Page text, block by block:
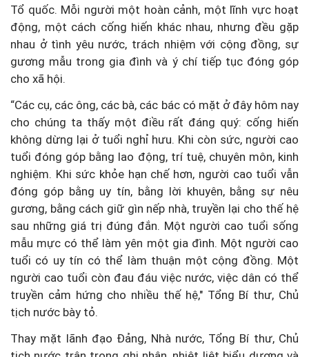
Tổ quốc. Mỗi người một hoàn cảnh, một lĩnh vực hoạt
động, một cách cống hiến khác nhau, nhưng đều gặp
nhau ở tình yêu nước, trách nhiệm với cộng đồng, sự
gương mẫu trong gia đình và ý chí tiếp tục đóng góp
cho xã hội.
“Các cụ, các ông, các bà, các bác có mặt ở đây hôm nay
cho chúng ta thấy một điều rất đáng quý: cống hiến
không dừng lại ở tuổi nghỉ hưu. Khi còn sức, người cao
tuổi đóng góp bằng lao động, trí tuệ, chuyên môn, kinh
nghiệm. Khi sức khỏe hạn chế hơn, người cao tuổi vẫn
đóng góp bằng uy tín, bằng lời khuyên, bằng sự nêu
gương, bằng cách giữ gìn nếp nhà, truyền lại cho thế hệ
sau những giá trị đúng đắn. Một người cao tuổi sống
mẫu mực có thể làm yên một gia đình. Một người cao
tuổi có uy tín có thể làm thuận một cộng đồng. Một
người cao tuổi còn đau đáu việc nước, việc dân có thể
truyền cảm hứng cho nhiều thế hệ," Tổng Bí thư, Chủ
tịch nước bày tỏ.
Thay mặt lãnh đạo Đảng, Nhà nước, Tổng Bí thư, Chủ